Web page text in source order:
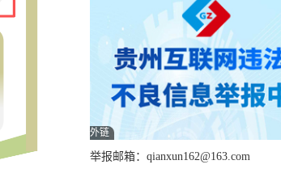
外链
举报邮箱：qianxun162@163.com